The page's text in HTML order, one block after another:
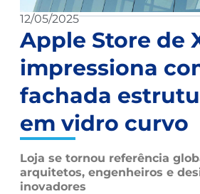
12/05/2025
Apple Store de
impressiona
fachada
em vidro curvo
Loja se tornou referência
arquitetos, engenheiros e
inovadores